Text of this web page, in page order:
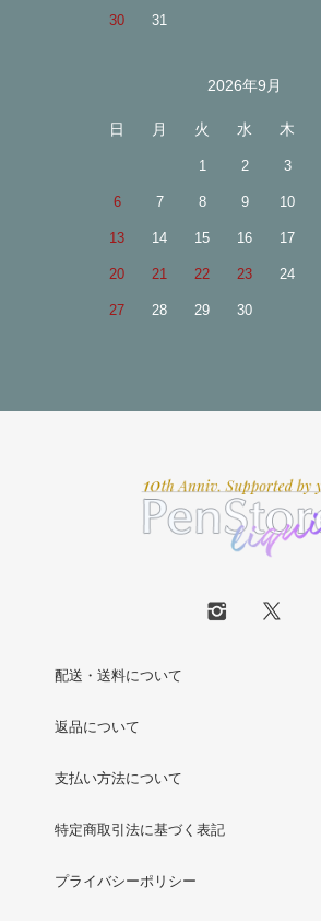
30 31
2026年9月
日 月 火 水 木
1 2 3
6 7 8 9 10
13 14 15 16 17
20 21 22 23 24
27 28 29 30
配送・送料について
返品について
支払い方法について
特定商取引法に基づく表記
プライバシーポリシー